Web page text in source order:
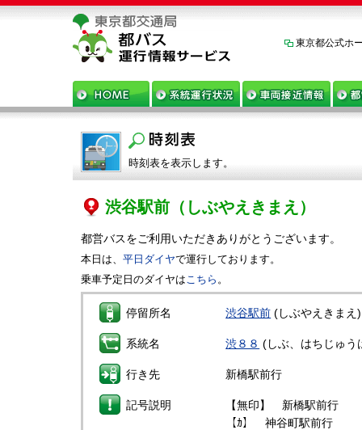
東京都公式ホ
時刻表を表示します。
渋谷駅前 （しぶやえきまえ）
都営バスをご利用いただきありがとうございます。
本日は、 平日ダイヤで運行しております。
乗車予定日のダイヤはこちら 。
停留所名 渋谷駅前 (しぶやえきまえ)
系統名 渋８８ (しぶ、はちじゅう
行き先 新橋駅前行
記号説明
【無印】 新橋駅前行
【ｶ】 神谷町駅前行